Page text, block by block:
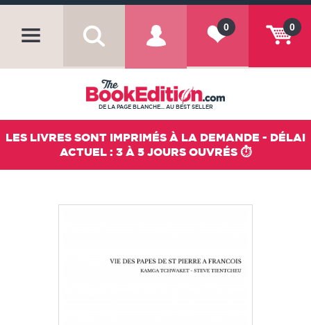
0
0
DE LA PAGE BLANCHE... AU BEST SELLER
LES LIVRES SONT IMPRIMÉS À LA DEMANDE - DÉLAI
ACTUEL : 3 À 5 JOURS OUVRÉS ⏱️